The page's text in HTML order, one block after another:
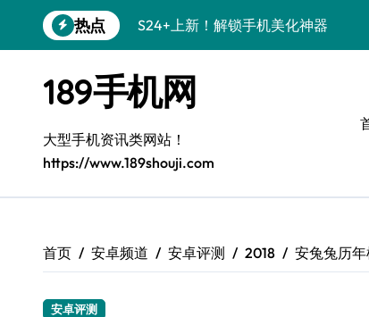
到
热点
S24+上新！解锁手机美化神器
A56 5G新机登场，三星风尚来了！
Galaxy Z Flip6登场，折叠潮味十足！
三星S26上手必学：个性化美化全攻略
S25美化秘籍：个性潮玩，炫酷一机
Galaxy C55 5G登场，颜值巅峰来了
189手机网
大型手机资讯类网站！
https://www.189shouji.com
首页 安卓频道 安卓评测 2018 安兔兔历
安卓评测